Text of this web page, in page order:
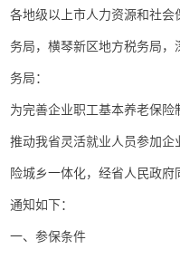
各地级以上市人力资源和社会
务局，横琴新区地方税务局，
务局：
为完善企业职工基本养老保
推动我省灵活就业人员参加
险城乡一体化，经省人民政
通知如下：
一、参保条件